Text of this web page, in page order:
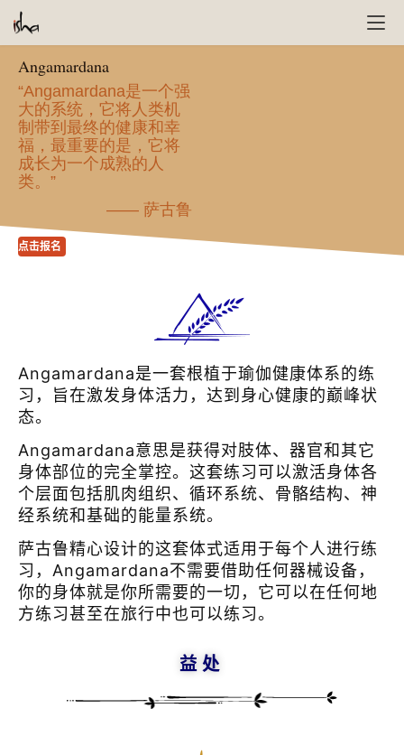
Angamardana
“Angamardana是一个强
大的系统，它将人类机
制带到最终的健康和幸
福，最重要的是，它将
成长为一个成熟的人
类。”
—— 萨古鲁
点击报名
Angamardana是一套根植于瑜伽健康体系的练
习，旨在激发身体活力，达到身心健康的巅峰状
态。​
Angamardana意思是获得对肢体、器官和其它
身体部位的完全掌控。这套练习可以激活身体各
个层面包括肌肉组织、循环系统、骨骼结构、神
经系统和基础的能量系统。
萨古鲁精心设计的这套体式适用于每个人进行练
习，Angamardana不需要借助任何器械设备，
你的身体就是你所需要的一切，它可以在任何地
方练习甚至在旅行中也可以练习。
益处